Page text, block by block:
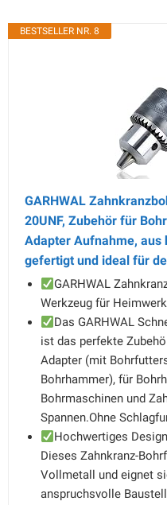
BESTSELLER NR. 8
GARHWAL
20UNF, Zubehör für
Adapter Aufnahme,
gefertigt und ideal für
GARHWAL
Werkzeug für
Das GARHWAL
ist das perfekte
Adapter (mit
Bohrhammer), für
Bohrmaschinen und
Spannen.Ohne
Hochwertiges
Dieses Zahnkranz-
Vollmetall und eignet
anspruchsvolle